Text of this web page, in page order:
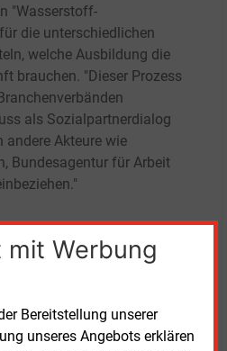
Werbung
Bereitstellung unserer
unseres Angebots erklären
"Wasserstoff-
die unterschiedlichen
welche Ausbildung die
brauchen. "Dieser Prozess
als Sozialpartnerdialog
andere Akteure wie
Bundesagentur für Arbeit
dazu auf, dem
jetzt bereits aktiv
auf Berufe
heute bereits ein Mangel